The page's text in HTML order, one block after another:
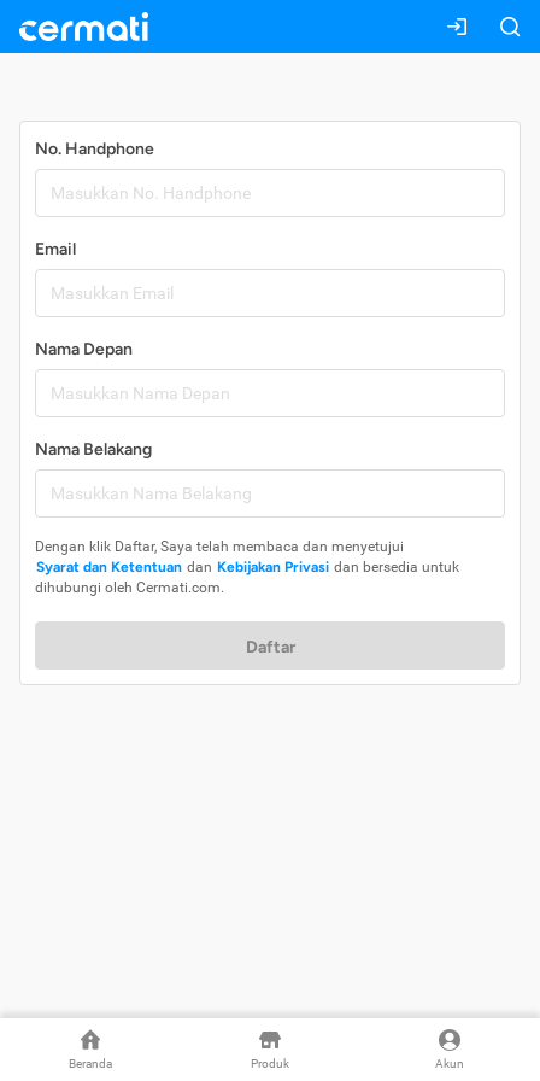
Beranda Produk Akun
No. Handphone
Email
Nama Depan
Nama Belakang
Dengan klik Daftar, Saya telah membaca dan menyetujui
Syarat dan Ketentuan dan Kebijakan Privasi dan bersedia untuk
dihubungi oleh Cermati.com.
Daftar